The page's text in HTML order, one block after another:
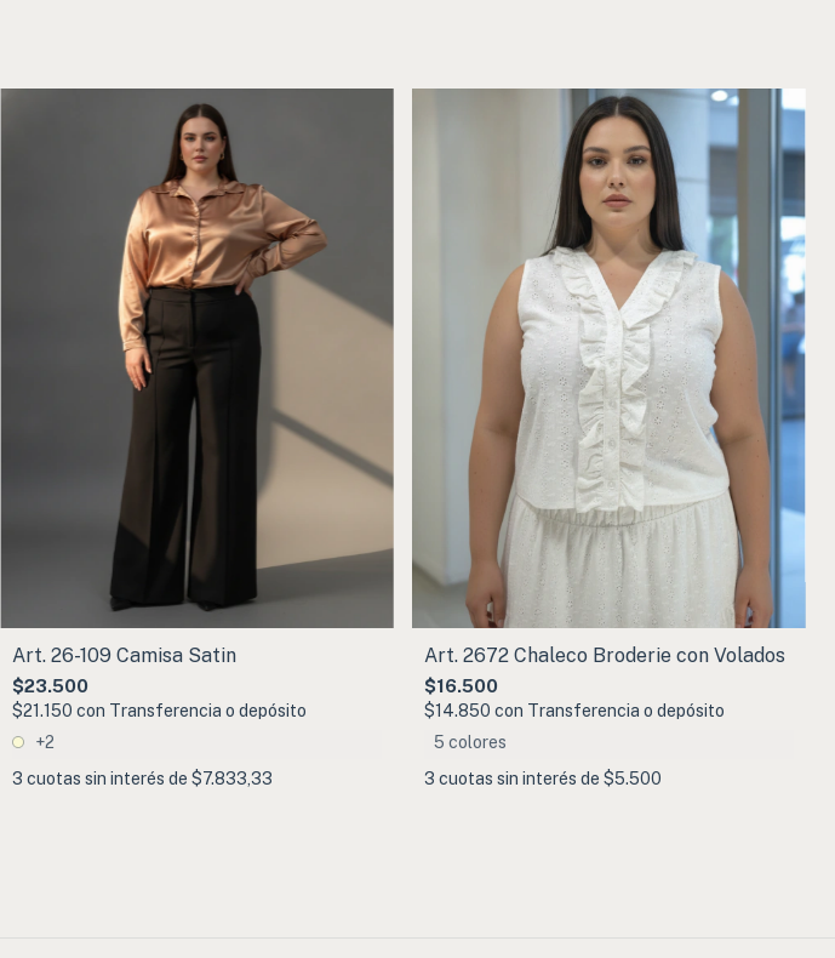
Art. 26-109 Camisa Satin
$23.500
$21.150 con Transferencia o depósito
+2
3 cuotas sin interés de $7.833,33
Art. 2672 Chaleco Broderie con Volados
$16.500
$14.850 con Transferencia o depósito
5 colores
3 cuotas sin interés de $5.500